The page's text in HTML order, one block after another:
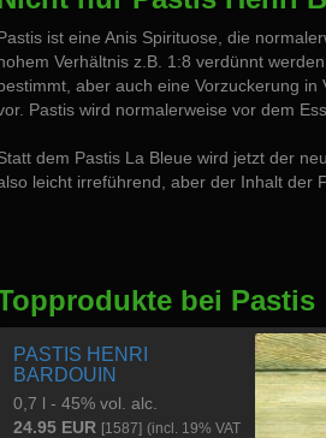
ist eine Anis Spirituose, die
Verhältnis z.B. 1:8 verdünnt
aber auch eine Vorzuckerung
Pastis wird normalerweise vor dem
dem Pastis La Bleue wird jetzt der
leicht irreführend, aber der Inhalt der
bei Pastis
PASTIS HENRI
BARDOUIN
0,7 l - 45% vol. alc.
24.95 EUR [1587] (incl. 19% VAT